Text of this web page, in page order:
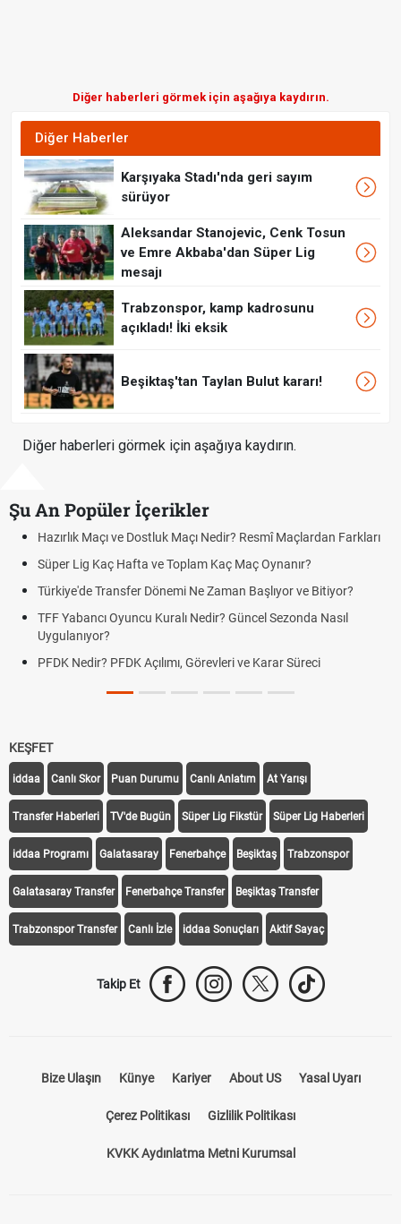
Diğer haberleri görmek için aşağıya kaydırın.
Diğer Haberler
Karşıyaka Stadı'nda geri sayım
sürüyor
Aleksandar Stanojevic, Cenk Tosun
ve Emre Akbaba'dan Süper Lig
mesajı
Trabzonspor, kamp kadrosunu
açıkladı! İki eksik
Beşiktaş'tan Taylan Bulut kararı!
Diğer haberleri görmek için aşağıya kaydırın.
Şu An Popüler İçerikler
Maçı ve Dostluk Maçı Nedir? Resmî Maçlardan Farkları
Lig Kaç Hafta ve Toplam Kaç Maç Oynanır?
Transfer Dönemi Ne Zaman Başlıyor ve Bitiyor?
Yabancı Oyuncu Kuralı Nedir? Güncel Sezonda Nasıl
Nedir? PFDK Açılımı, Görevleri ve Karar Süreci
KEŞFET
iddaa Canlı Skor Puan Durumu Canlı Anlatım At Yarışı
Transfer Haberleri TV'de Bugün Süper Lig Fikstür Süper Lig Haberleri
iddaa Programı Galatasaray Fenerbahçe Beşiktaş Trabzonspor
Galatasaray Transfer Fenerbahçe Transfer Beşiktaş Transfer
Trabzonspor Transfer Canlı İzle iddaa Sonuçları Aktif Sayaç